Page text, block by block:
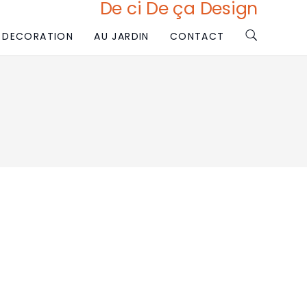
De ci De ça Design
DECORATION AU JARDIN CONTACT